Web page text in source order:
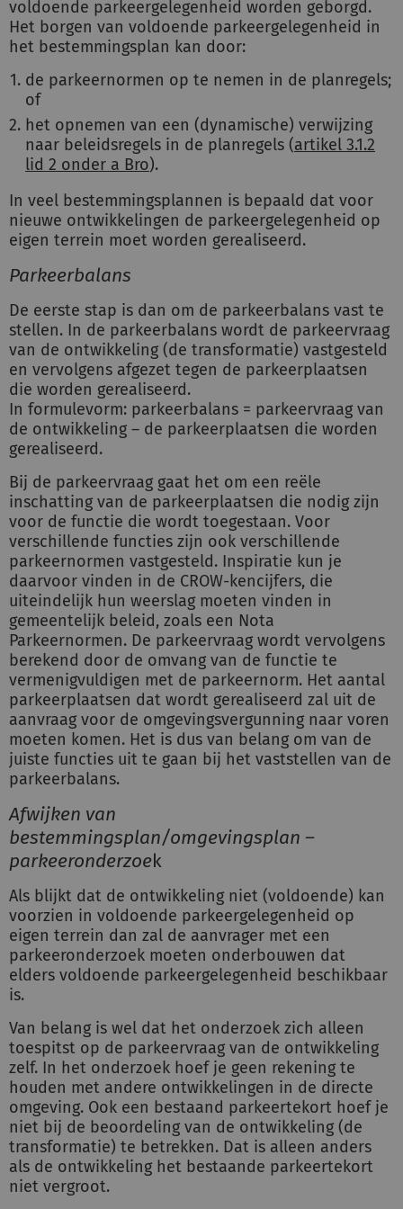
voldoende parkeergelegenheid worden geborgd.
Het borgen van voldoende parkeergelegenheid in
het bestemmingsplan kan door:
de parkeernormen op te nemen in de planregels;
of
het opnemen van een (dynamische) verwijzing
naar beleidsregels in de planregels (artikel 3.1.2
lid 2 onder a Bro).
In veel bestemmingsplannen is bepaald dat voor
nieuwe ontwikkelingen de parkeergelegenheid op
eigen terrein moet worden gerealiseerd.
Parkeerbalans
De eerste stap is dan om de parkeerbalans vast te
stellen. In de parkeerbalans wordt de parkeervraag
van de ontwikkeling (de transformatie) vastgesteld
en vervolgens afgezet tegen de parkeerplaatsen
die worden gerealiseerd.
In formulevorm: parkeerbalans = parkeervraag van
de ontwikkeling – de parkeerplaatsen die worden
gerealiseerd.
Bij de parkeervraag gaat het om een reële
inschatting van de parkeerplaatsen die nodig zijn
voor de functie die wordt toegestaan. Voor
verschillende functies zijn ook verschillende
parkeernormen vastgesteld. Inspiratie kun je
daarvoor vinden in de CROW-kencijfers, die
uiteindelijk hun weerslag moeten vinden in
gemeentelijk beleid, zoals een Nota
Parkeernormen. De parkeervraag wordt vervolgens
berekend door de omvang van de functie te
vermenigvuldigen met de parkeernorm. Het aantal
parkeerplaatsen dat wordt gerealiseerd zal uit de
aanvraag voor de omgevingsvergunning naar voren
moeten komen. Het is dus van belang om van de
juiste functies uit te gaan bij het vaststellen van de
parkeerbalans.
Afwijken van
bestemmingsplan/omgevingsplan –
parkeeronderzoek
Als blijkt dat de ontwikkeling niet (voldoende) kan
voorzien in voldoende parkeergelegenheid op
eigen terrein dan zal de aanvrager met een
parkeeronderzoek moeten onderbouwen dat
elders voldoende parkeergelegenheid beschikbaar
is.
Van belang is wel dat het onderzoek zich alleen
toespitst op de parkeervraag van de ontwikkeling
zelf. In het onderzoek hoef je geen rekening te
houden met andere ontwikkelingen in de directe
omgeving. Ook een bestaand parkeertekort hoef je
niet bij de beoordeling van de ontwikkeling (de
transformatie) te betrekken. Dat is alleen anders
als de ontwikkeling het bestaande parkeertekort
niet vergroot.